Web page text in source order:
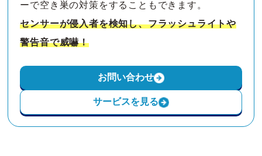
ーで空き巣の対策をすることもできます。
センサーが侵入者を検知し、フラッシュライトや
警告音で威嚇！
お問い合わせ
サービスを見る